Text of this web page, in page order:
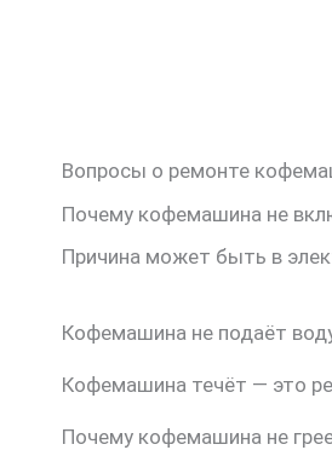
Вопросы о ремонте
Почему кофемашина не
Причина может быть в
Кофемашина не подаёт
Кофемашина течёт — это
Почему кофемашина не